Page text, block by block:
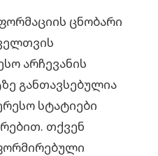
ცნობარი
არჩევანის
განთავსებულია
სტატიები
თქვენ